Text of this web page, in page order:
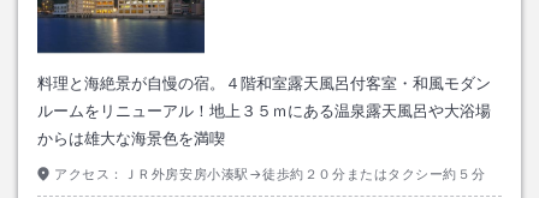
料理と海絶景が自慢の宿。４階和室露天風呂付客室・和風モダン
ルームをリニューアル！地上３５ｍにある温泉露天風呂や大浴場
からは雄大な海景色を満喫
アクセス： ＪＲ外房安房小湊駅→徒歩約２０分またはタクシー約５分